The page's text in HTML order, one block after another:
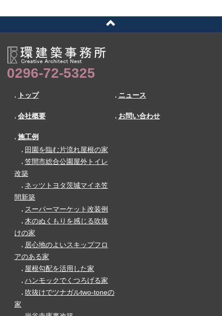
0296-72-5325
トップ ニュース
会社概要 お問い合わせ
施工例
田園を臨む片流れ屋根の家
笠間市総合公園屋外トイレ
改築
ネッツトヨタ茨城マイネ笠
間新築
スーパーマーケット改装例
木のぬくもりを感じる吹抜
けの家
居心地のよいスキップフロ
アのある家
屋根勾配を活用した家
ハンモックでくつろげる家
吹抜けでツナガルtwo-toneの
家